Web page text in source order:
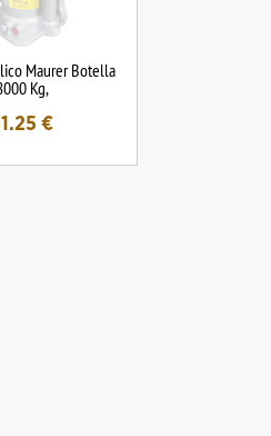
Maurer Botella
Kg,
€